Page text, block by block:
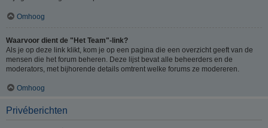
Omhoog
Waarvoor dient de "Het Team"-link?
Als je op deze link klikt, kom je op een pagina die een overzicht geeft van de
mensen die het forum beheren. Deze lijst bevat alle beheerders en de
moderators, met bijhorende details omtrent welke forums ze modereren.
Omhoog
Privéberichten